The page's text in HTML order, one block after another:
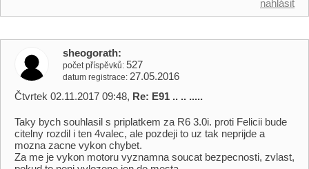
nahlásit
sheogorath
počet příspěvků 527
datum registrace 27.05.2016
Čtvrtek 02.11.2017 09:48, Re: E91 .. .. .....
Taky bych souhlasil s priplatkem za R6 3.0i. proti Felicii bude
citelny rozdil i ten 4valec, ale pozdeji to uz tak neprijde a
mozna zacne vykon chybet.
Za me je vykon motoru vyznamna soucat bezpecnosti, zvlast,